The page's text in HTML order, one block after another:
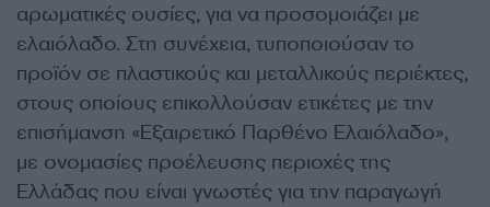
αρωματικές ουσίες, για να προσομοιάζει με
ελαιόλαδο. Στη συνέχεια, τυποποιούσαν το
προϊόν σε πλαστικούς και μεταλλικούς περιέκτες,
στους οποίους επικολλούσαν ετικέτες με την
επισήμανση «Εξαιρετικό Παρθένο Ελαιόλαδο»,
με ονομασίες προέλευσης περιοχές της
Ελλάδας που είναι γνωστές για την παραγωγή